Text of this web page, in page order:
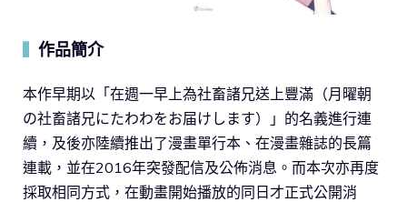
作品簡介
本作早期以「在週一早上為社畜諸兄送上豐滿（月曜朝
の社畜諸兄にたわわをお届けします）」的名義進行連
續，及後亦陸續推出了漫畫單行本、在漫畫雜誌的長篇
連載，並在2016年突發配信及公佈消息。而本次亦再度
採取相同方式，在動畫開始播放的同日才正式公開消